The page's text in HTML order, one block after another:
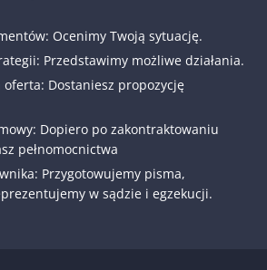
Ocenimy Twoją sytuację.
Przedstawimy możliwe działania.
Dostaniesz propozycję
Dopiero po zakontraktowaniu
pełnomocnictwa
Przygotowujemy pisma,
w sądzie i egzekucji.